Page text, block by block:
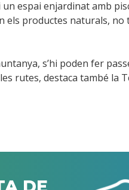
espai enjardinat amb
productes naturals,
s’hi poden fer
rutes, destaca també la